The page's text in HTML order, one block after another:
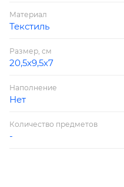
Материал
Текстиль
Размер, см
20,5х9,5х7
Наполнение
Нет
Количество предметов
-